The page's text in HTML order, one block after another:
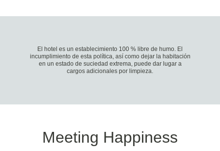
El hotel es un establecimiento 100 % libre de humo. El
incumplimiento de esta política, así como dejar la habitación
en un estado de suciedad extrema, puede dar lugar a
cargos adicionales por limpieza.
Meeting Happiness